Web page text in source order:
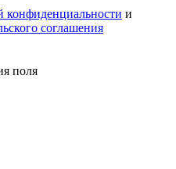
конфиденциальности и
соглашения
поля